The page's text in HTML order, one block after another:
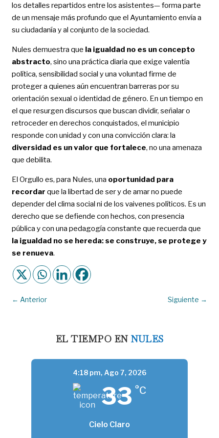
los detalles repartidos entre los asistentes— forma parte
de un mensaje más profundo que el Ayuntamiento envía a
su ciudadanía y al conjunto de la sociedad.
Nules demuestra que la igualdad no es un concepto
abstracto, sino una práctica diaria que exige valentía
política, sensibilidad social y una voluntad firme de
proteger a quienes aún encuentran barreras por su
orientación sexual o identidad de género. En un tiempo en
el que resurgen discursos que buscan dividir, señalar o
retroceder en derechos conquistados, el municipio
responde con unidad y con una convicción clara: la
diversidad es un valor que fortalece, no una amenaza
que debilita.
El Orgullo es, para Nules, una oportunidad para
recordar que la libertad de ser y de amar no puede
depender del clima social ni de los vaivenes políticos. Es un
derecho que se defiende con hechos, con presencia
pública y con una pedagogía constante que recuerda que
la igualdad no se hereda: se construye, se protege y
se renueva.
← Anterior Siguiente →
EL TIEMPO EN NULES
4:18 pm, Ago 7, 2026
33 °C
Cielo Claro